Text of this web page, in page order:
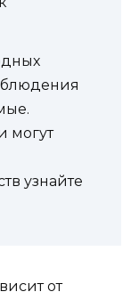
могут
узнайте
от